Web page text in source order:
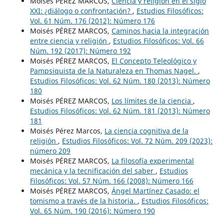
XXI: ¿diálogo o confrontación? , Estudios Filosóficos:
Vol. 61 Núm. 176 (2012): Número 176
Moisés PÉREZ MARCOS, Caminos hacia la integración
entre ciencia y religión , Estudios Filosóficos: Vol. 66
Núm. 192 (2017): Número 192
Moisés PÉREZ MARCOS, El Concepto Teleológico y
Pampsiquista de la Naturaleza en Thomas Nagel. ,
Estudios Filosóficos: Vol. 62 Núm. 180 (2013): Número
180
Moisés PÉREZ MARCOS, Los límites de la ciencia ,
Estudios Filosóficos: Vol. 62 Núm. 181 (2013): Número
181
Moisés Pérez Marcos, La ciencia cognitiva de la
religión , Estudios Filosóficos: Vol. 72 Núm. 209 (2023):
número 209
Moisés PÉREZ MARCOS, La filosofía experimental
mecánica y la tecnificación del saber , Estudios
Filosóficos: Vol. 57 Núm. 166 (2008): Número 166
Moisés PÉREZ MARCOS, Ángel Martínez Casado: el
tomismo a través de la historia. , Estudios Filosóficos:
Vol. 65 Núm. 190 (2016): Número 190